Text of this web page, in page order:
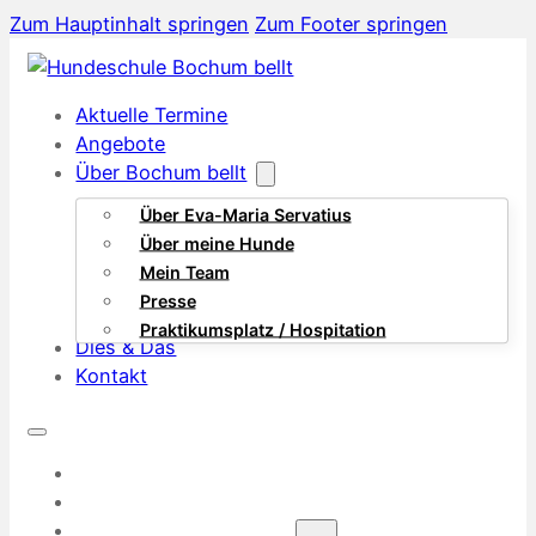
Zum Hauptinhalt springen Zum Footer springen
Aktuelle Termine
Angebote
Über Bochum bellt
Über Eva-Maria Servatius
Über meine Hunde
Mein Team
Presse
Praktikumsplatz / Hospitation
Dies & Das
Kontakt